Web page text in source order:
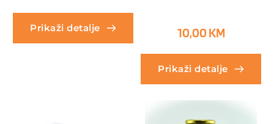
Prikaži detalje 10,00 KM
Prikaži detalje